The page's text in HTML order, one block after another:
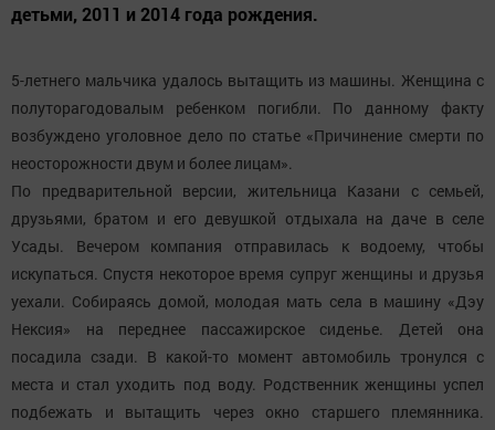
детьми, 2011 и 2014 года рождения.
5-летнего мальчика удалось вытащить из машины. Женщина с
полуторагодовалым ребенком погибли. По данному факту
возбуждено уголовное дело по статье «Причинение смерти по
неосторожности двум и более лицам».
По предварительной версии, жительница Казани с семьей,
друзьями, братом и его девушкой отдыхала на даче в селе
Усады. Вечером компания отправилась к водоему, чтобы
искупаться. Спустя некоторое время супруг женщины и друзья
уехали. Собираясь домой, молодая мать села в машину «Дэу
Нексия» на переднее пассажирское сиденье. Детей она
посадила сзади. В какой-то момент автомобиль тронулся с
места и стал уходить под воду. Родственник женщины успел
подбежать и вытащить через окно старшего племянника.